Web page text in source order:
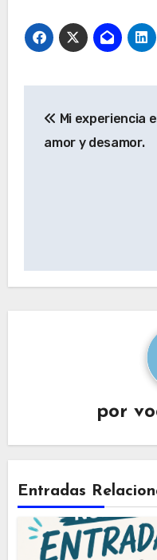
de
Mi experiencia
amor y desamor.
por
Entradas